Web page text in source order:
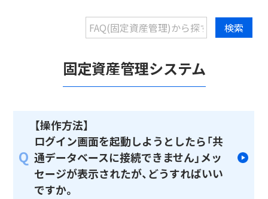
固定資産管理システム
Q
【操作方法】
ログイン画面を起動しようとしたら「共
通データベースに接続できません」メッ
セージが表示されたが、どうすればいい
ですか。